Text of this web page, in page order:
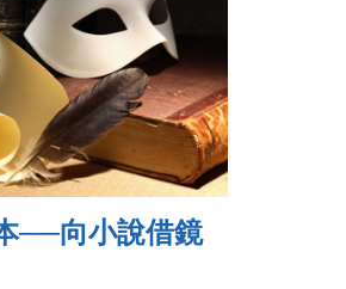
──向小說借鏡